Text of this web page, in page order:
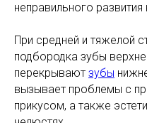
неправильного
При средней и тяжелой
подбородка зубы
перекрывают зубы
вызывает проблемы с
прикусом, а также